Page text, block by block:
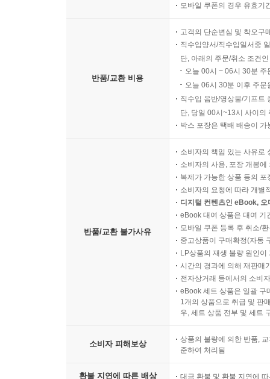
모바일 쿠폰의 경우 유효기
반품/교환 비용
고객의 단순변심 및 착오구
직수입양서/직수입일서중
단, 아래의 주문/취소 조건
오늘 00시 ~ 06시 30분
오늘 06시 30분 이후 주
직수입 음반/영상물/기프트
단, 당일 00시~13시 사이의
박스 포장은 택배 배송이
반품/교환 불가사유
소비자의 책임 있는 사유로
소비자의 사용, 포장 개봉
복제가 가능한 상품 등의
소비자의 요청에 따라 개별
디지털 컨텐츠인 eBook,
eBook 대여 상품은 대여 기
모바일 쿠폰 등록 후 취소/
중고상품이 구매확정(자동
LP상품의 재생 불량 원인
시간의 경과에 의해 재판매
전자상거래 등에서의 소비
eBook 세트 상품은 일괄 구
1개의 상품으로 취급 및 판
우, 세트 상품 전부 및 세트
소비자 피해보상
상품의 불량에 의한 반품,
준하여 처리됨
환불 지연에 따른 배상 대금 환불 및 환불 지연에